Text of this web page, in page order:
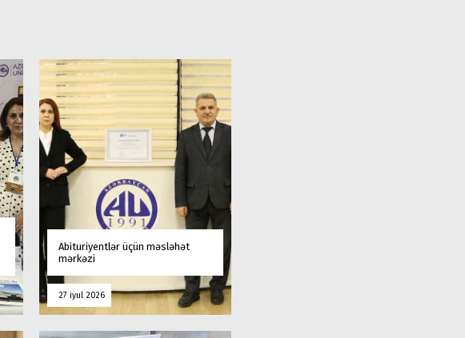
Abituriyentlər üçün məsləhət
mərkəzi
27 iyul 2026